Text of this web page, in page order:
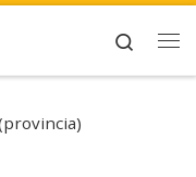
Search